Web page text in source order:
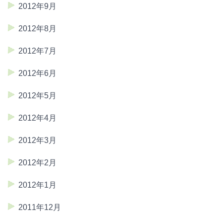
2012年9月
2012年8月
2012年7月
2012年6月
2012年5月
2012年4月
2012年3月
2012年2月
2012年1月
2011年12月